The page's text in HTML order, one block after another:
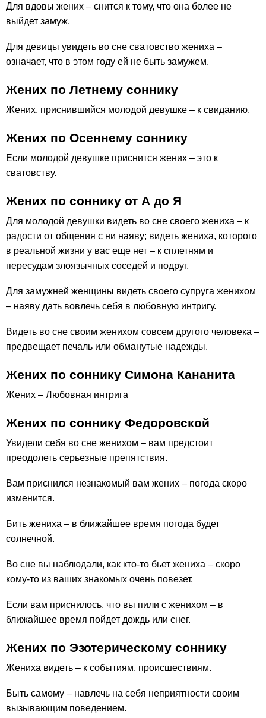
Для вдовы жених – снится к тому, что она более не
выйдет замуж.
Для девицы увидеть во сне сватовство жениха –
означает, что в этом году ей не быть замужем.
Жених по Летнему соннику
Жених, приснившийся молодой девушке – к свиданию.
Жених по Осеннему соннику
Если молодой девушке приснится жених – это к
сватовству.
Жених по соннику от А до Я
Для молодой девушки видеть во сне своего жениха – к
радости от общения с ни наяву; видеть жениха, которого
в реальной жизни у вас еще нет – к сплетням и
пересудам злоязычных соседей и подруг.
Для замужней женщины видеть своего супруга женихом
– наяву дать вовлечь себя в любовную интригу.
Видеть во сне своим женихом совсем другого человека –
предвещает печаль или обманутые надежды.
Жених по соннику Симона Кананита
Жених – Любовная интрига
Жених по соннику Федоровской
Увидели себя во сне женихом – вам предстоит
преодолеть серьезные препятствия.
Вам приснился незнакомый вам жених – погода скоро
изменится.
Бить жениха – в ближайшее время погода будет
солнечной.
Во сне вы наблюдали, как кто-то бьет жениха – скоро
кому-то из ваших знакомых очень повезет.
Если вам приснилось, что вы пили с женихом – в
ближайшее время пойдет дождь или снег.
Жених по Эзотерическому соннику
Жениха видеть – к событиям, происшествиям.
Быть самому – навлечь на себя неприятности своим
вызывающим поведением.